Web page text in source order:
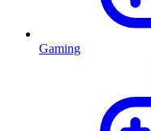
Gaming